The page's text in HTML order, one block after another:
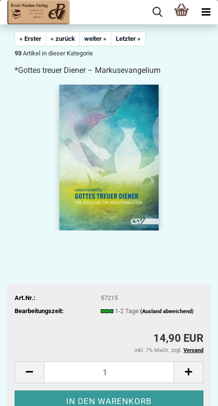
« Erster « zurück weiter »
Letzter »
93 Artikel in dieser Kategorie
*Gottes treuer Diener – Markusevangelium
Art.Nr.:
57215
Bearbeitungszeit:
1-2 Tage (Ausland abweichend)
14,90 EUR
inkl. 7% MwSt. zzgl. Versand